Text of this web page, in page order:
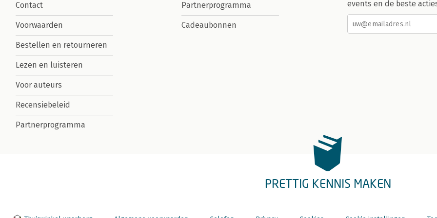
Contact
Voorwaarden
Bestellen en retourneren
Lezen en luisteren
Voor auteurs
Recensiebeleid
Partnerprogramma
Partnerprogramma
Cadeaubonnen
events en de beste
PRETTIG KENNIS MAKEN